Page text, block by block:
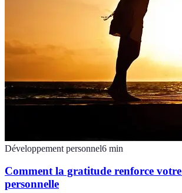
Développement personnel6 min
Comment la gratitude renforce votre
personnelle